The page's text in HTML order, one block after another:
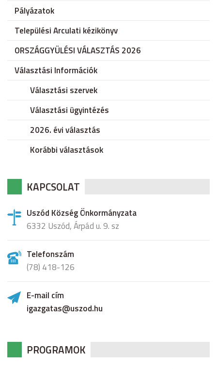
Pályázatok
Települési Arculati kézikönyv
ORSZÁGGYÜLÉSI VÁLASZTÁS 2026
Választási Információk
Választási szervek
Választási ügyintézés
2026. évi választás
Korábbi választások
KAPCSOLAT
Uszód Község Önkormányzata
6332 Uszód, Árpád u. 9. sz
Telefonszám
(78) 418-126
E-mail cím
igazgatas@uszod.hu
PROGRAMOK